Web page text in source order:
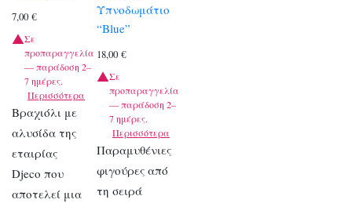
7,00 €
Σε
προπαραγγελία
— παράδοση 2–
7 ημέρες.
Περισσότερα
Βραχιόλι με
αλυσίδα της
εταιρίας
Djeco που
αποτελεί μια
Υπνοδωμάτιο
“Blue”
18,00€
Σε
προπαραγγελία
— παράδοση 2–
7 ημέρες.
Περισσότερα
Παραμυθένιες
φιγούρες από
τη σειρά